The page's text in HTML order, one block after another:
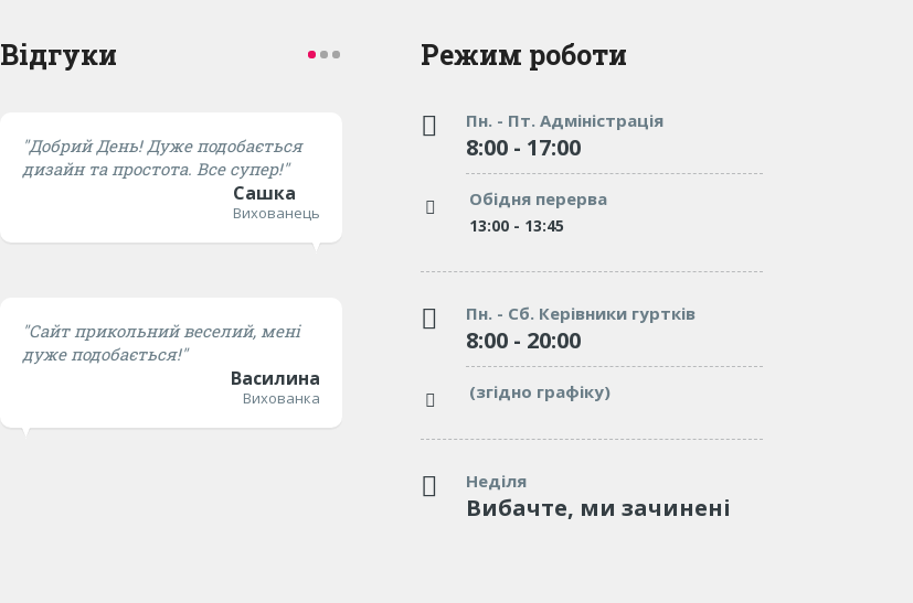
Відгуки
"Добрий День! Дуже подобається
дизайн та простота. Все супер!"
Сашка
Вихованець
"Сайт прикольний веселий, мені
дуже подобається!"
Василина
Вихованка
"We’ve tried dozens of elementary
schools, but none of them can be
compared to Burgess. Affectionate,
and caring."
Teacher
"We’ve tried many schools, but none
of them can be compared to Burgess.
Affectionate, and caring."
Режим роботи
Пн. - Пт. Адміністрація
8:00 - 17:00
Обідня перерва
13:00 - 13:45
Пн. - Сб. Керівники гуртків
8:00 - 20:00
(згідно графіку)
Неділя
Вибачте, ми зачинені